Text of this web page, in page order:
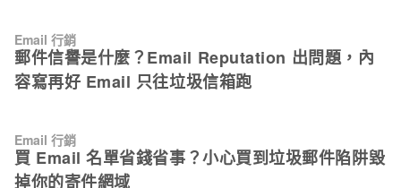
報 結構化版型 區塊式排版，圖文平衡，層次清晰 商品列表、
多 CTA 促銷信 圖文混合 圖文比例無明顯偏向，排版彈性高 品
牌視覺依賴度高的活動 純文字 以文字為主，圖片極少 歡迎
不同產業的讀者開信動機差很多，放在一個平均值裡，參考價
值其實很有限。 比較有意義的做法是：找到你所屬產業在台灣
市場的分布水準，看自己落在同類競爭者的哪個位置。 電子報
數把所有活動的開信率從低排到高，再切成幾個區間。常見的
P25、P50、P75、P90，分別代表「全部活動中，有 25%、
50%、75%、90% 的活動開信率低於這個數字」。 P50 就是中
Email 行銷
郵件信譽是什麼？Email Reputation 出問題，內
容寫再好 Email 只往垃圾信箱跑
Email 行銷
買 Email 名單省錢省事？小心買到垃圾郵件陷阱毀
掉你的寄件網域